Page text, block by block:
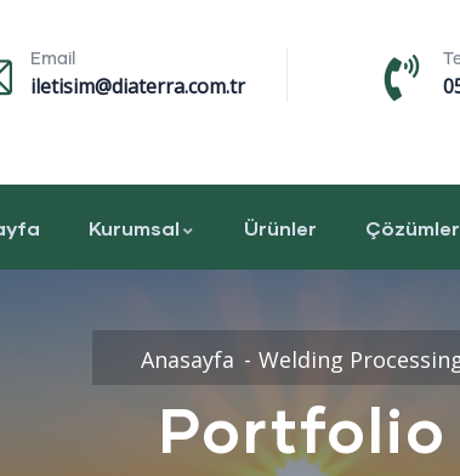
Email
iletisim@diaterra.com.tr
Kurumsal Ürünler
Anasayfa Welding
Portfolio